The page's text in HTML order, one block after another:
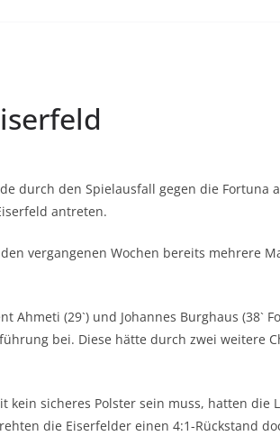
durch den Spielausfall gegen die Fortuna
antreten.
vergangenen Wochen bereits mehrere
Ahmeti (29`) und Johannes Burghaus (38`
bei. Diese hätte durch zwei weitere
kein sicheres Polster sein muss, hatten die
die Eiserfelder einen 4:1-Rückstand